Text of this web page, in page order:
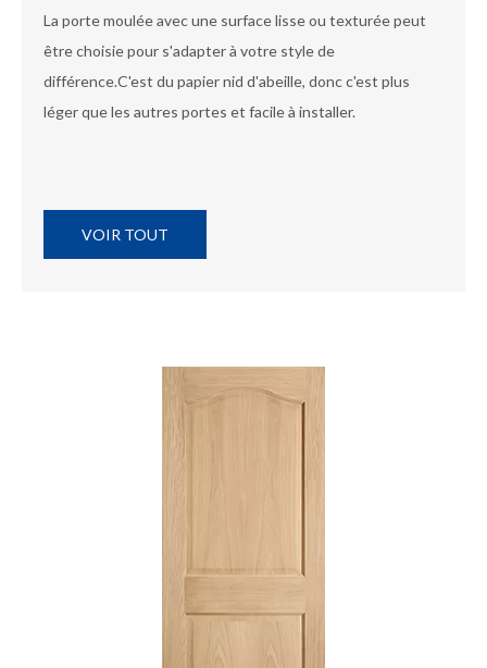
La porte moulée avec une surface lisse ou texturée peut
être choisie pour s'adapter à votre style de
différence.C'est du papier nid d'abeille, donc c'est plus
léger que les autres portes et facile à installer.
VOIR TOUT